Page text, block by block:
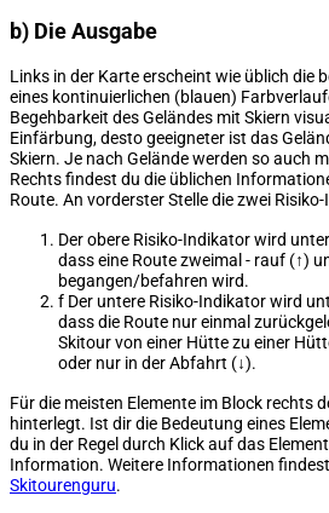
b) Die Ausgabe
Links in der Karte erscheint wie üblich die
eines kontinuierlichen (blauen)
Begehbarkeit des Geländes mit Skiern
Einfärbung, desto geeigneter ist das
Skiern. Je nach Gelände werden so auch
Rechts findest du die üblichen
Route. An vorderster Stelle die zwei
Der obere Risiko-Indikator wird
dass eine Route zweimal - rauf (↑)
begangen/befahren wird.
f Der untere Risiko-Indikator wird
dass die Route nur einmal
Skitour von einer Hütte zu einer
oder nur in der Abfahrt (↓).
Für die meisten Elemente im Block rechts
hinterlegt. Ist dir die Bedeutung eines
du in der Regel durch Klick auf das
Information. Weitere Informationen
Skitourenguru.